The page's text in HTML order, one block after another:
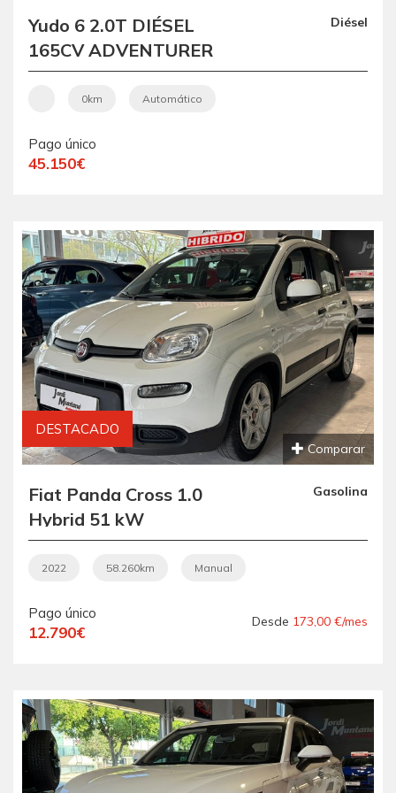
Yudo 6 2.0T DIÉSEL
165CV ADVENTURER
VEHÍCULO NUEVO CON
ENTREGA INMEDIATA
Diésel
0km Automático
Pago único
45.150€
DESTACADO
Comparar
Fiat Panda Cross 1.0
Hybrid 51 kW
Gasolina
2022 58.260km Manual
Pago único
12.790€
Desde 173,00 €/mes